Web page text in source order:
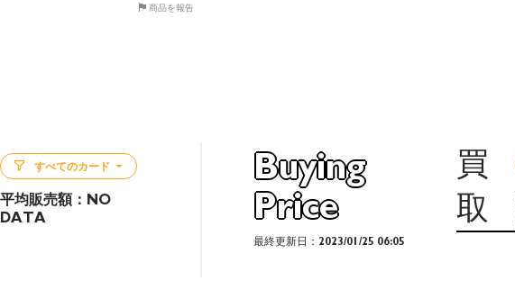
商品を報告
すべてのカード
平均販売額： NO
DATA
Buying
Price
買
取
最終更新日：2023/01/25 06:05